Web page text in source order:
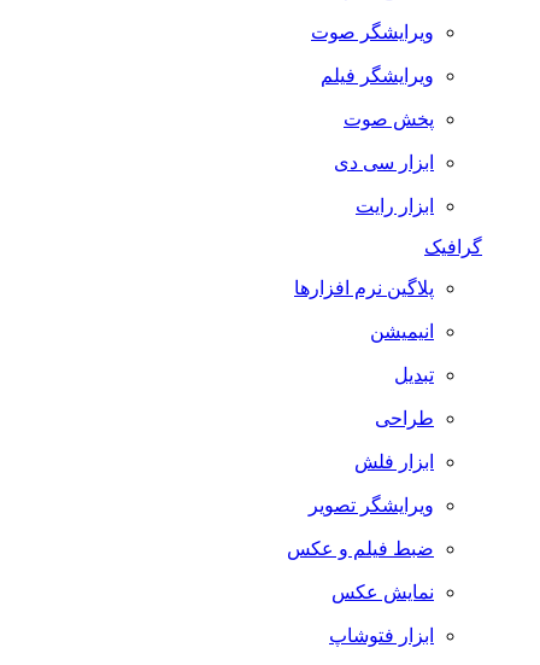
ویرایشگر صوت
ویرایشگر فیلم
پخش صوت
ابزار سی دی
ابزار رایت
گرافیک
پلاگین نرم افزارها
انیمیشن
تبدیل
طراحی
ابزار فلش
ویرایشگر تصویر
ضبط فيلم و عكس
نمایش عکس
ابزار فتوشاپ